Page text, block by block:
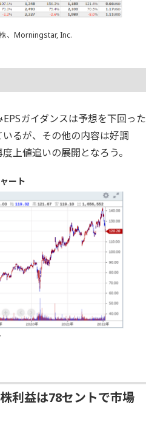
、Morningstar, Inc.
ガイダンスは予想を下回った
るが、その他の内容は好調
上値追いの展開となろう。
ート
利益は78セントで市場